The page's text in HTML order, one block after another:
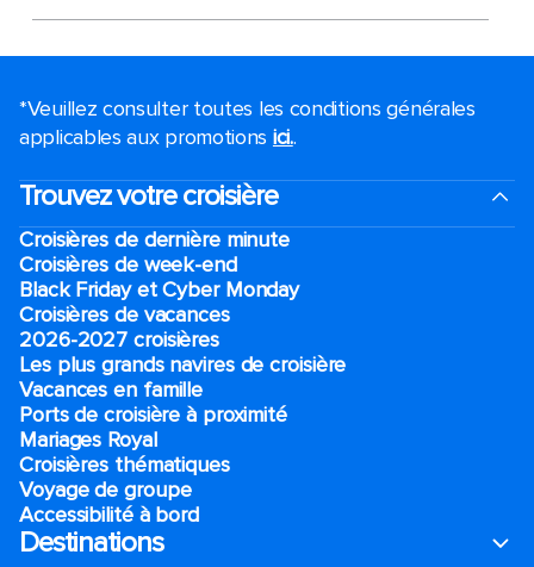
*Veuillez consulter toutes les conditions générales
applicables aux promotions ici..
Trouvez votre croisière
Croisières de dernière minute
Croisières de week-end
Black Friday et Cyber Monday
Croisières de vacances
2026-2027 croisières
Les plus grands navires de croisière
Vacances en famille
Ports de croisière à proximité
Mariages Royal
Croisières thématiques
Voyage de groupe​
Accessibilité à bord​
Destinations